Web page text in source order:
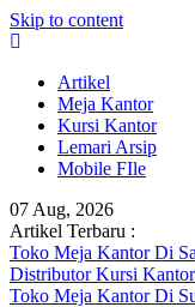
Skip to content
Artikel
Meja Kantor
Kursi Kantor
Lemari Arsip
Mobile FIle
07 Aug, 2026
Artikel Terbaru :
Toko Meja Kantor Di
Distributor Kursi
Toko Meja Kantor Di